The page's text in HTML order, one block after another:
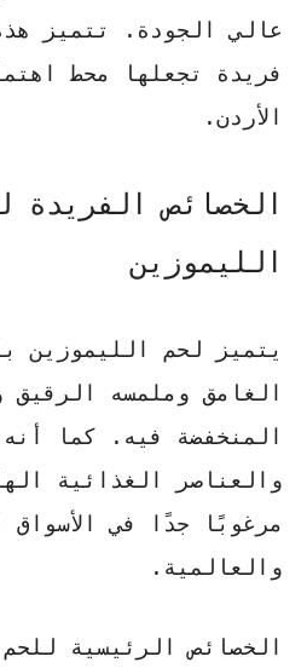
عالي الجودة. تتميز
فريدة تجعلها محط
الأردن.
الخصائص الفريدة
الليموزين
يتميز لحم الليموزين
الغامق وملمسه الرقيق
المنخفضة فيه. كما
والعناصر الغذائية
مرغوبًا جدًا في الأسواق
والعالمية.
الخصائص الرئيسية